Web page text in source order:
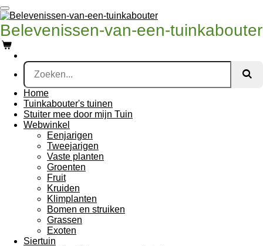
Ga
direct
naar
de
hoofdinhoud
Belevenissen-van-een-tuinkabouter
Home
Tuinkabouter's tuinen
Stuiter mee door mijn Tuin
Webwinkel
Eenjarigen
Tweejarigen
Vaste planten
Groenten
Fruit
Kruiden
Klimplanten
Bomen en struiken
Grassen
Exoten
Siertuin